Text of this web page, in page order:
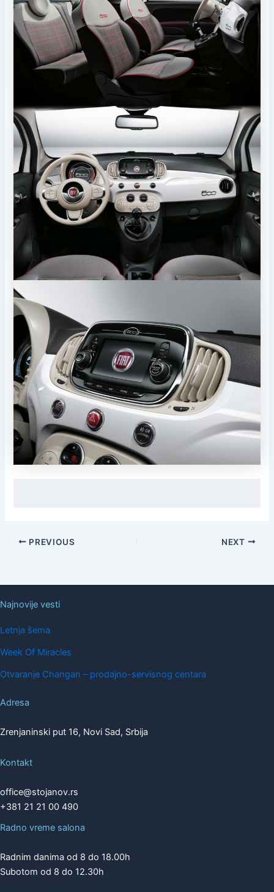
PREVIOUS NEXT
Najnovije vesti
Letnja šema
Week Of Miracles
Otvaranje Changan – prodajno-servisnog centara
Adresa
Zrenjaninski put 16, Novi Sad, Srbija
Kontakt
office@stojanov.rs
+381 21 21 00 490
Radno vreme salona
Radnim danima od 8 do 18.00h
Subotom od 8 do 12.30h